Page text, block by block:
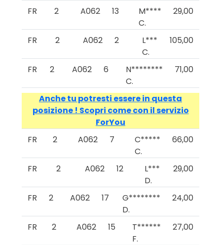
FR 2 A062 13
M****
C.
29,00
FR 2 A062 2
L***
C.
105,00
FR 2 A062 6
N********
C.
71,00
Anche tu potresti essere in questa
posizione ! Scopri come con il servizio
ForYou
FR
2 A062 7
C*****
C.
66,00
FR 2 A062 12
L***
D.
29,00
FR 2 A062 17
G********
D.
24,00
FR 2 A062 15
T******
F.
27,00